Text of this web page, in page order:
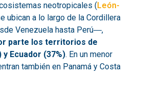
neotropicales ( León-
ubican a lo largo de la Cordillera
Venezuela hasta Perú―,
parte los territorios de
y Ecuador (37%). En un menor
también en Panamá y Costa